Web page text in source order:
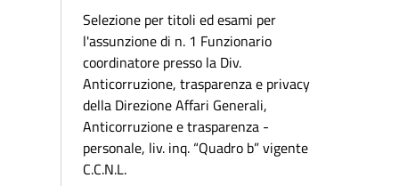
Selezione per titoli ed esami per
l'assunzione di n. 1 Funzionario
coordinatore presso la Div.
Anticorruzione, trasparenza e privacy
della Direzione Affari Generali,
Anticorruzione e trasparenza -
personale, liv. inq. “Quadro b” vigente
C.C.N.L.